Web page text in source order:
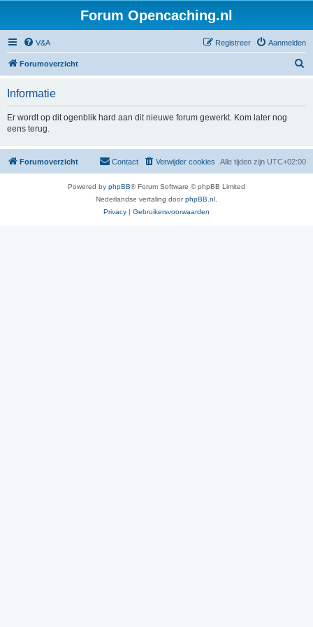
Forum Opencaching.nl
V&A Aanmelden
Registreer
Forumoverzicht
Informatie
Er wordt op dit ogenblik hard aan dit nieuwe forum gewerkt. Kom later nog
eens terug.
Forumoverzicht Alle tijden zijn UTC+02:00
Verwijder cookies
Contact
Powered by phpBB® Forum Software © phpBB Limited
Nederlandse vertaling doorphpBB.nl
Privacy | Gebruikersvoorwaarden